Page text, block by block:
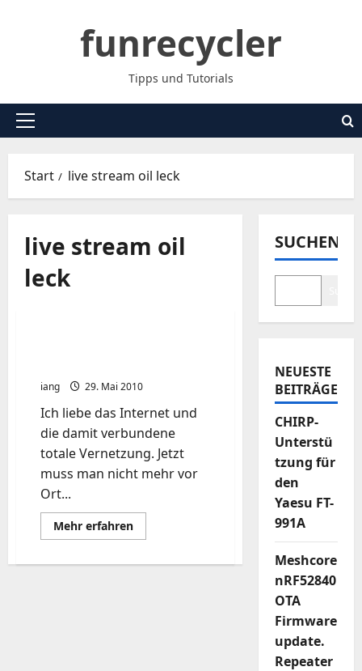
funrecycler
Tipps und Tutorials
Primäres
Start live stream oil leck
live stream oil
leck
iang 29. Mai 2010
Ich liebe das Internet und
die damit verbundene
totale Vernetzung. Jetzt
muss man nicht mehr vor
Ort...
Mehr erfahrenMehr
Informationen
@home
SUCHEN
NEUESTE
BEITRÄGE
CHIRP-
Unterstü
tzung für
den
Yaesu FT-
991A
Meshcore
nRF52840
OTA
Firmware
update.
Repeater